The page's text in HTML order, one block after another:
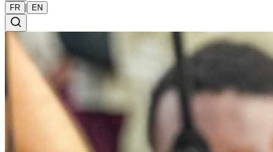
FR | EN